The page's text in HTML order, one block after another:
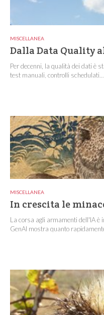
MISCELLANEA
Dalla Data Quality
Per decenni, la qualità dei dati è
test manuali, controlli schedulati...
MISCELLANEA
In crescita le
La corsa agli armamenti dell'IA è
GenAI mostra quanto